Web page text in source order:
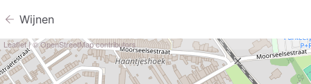
Wijnen
Leaflet| ©OpenStreetMapcontributors